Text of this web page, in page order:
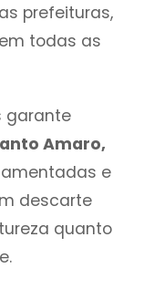
prefeituras,
todas as
garante
Amaro,
e
descarte
quanto